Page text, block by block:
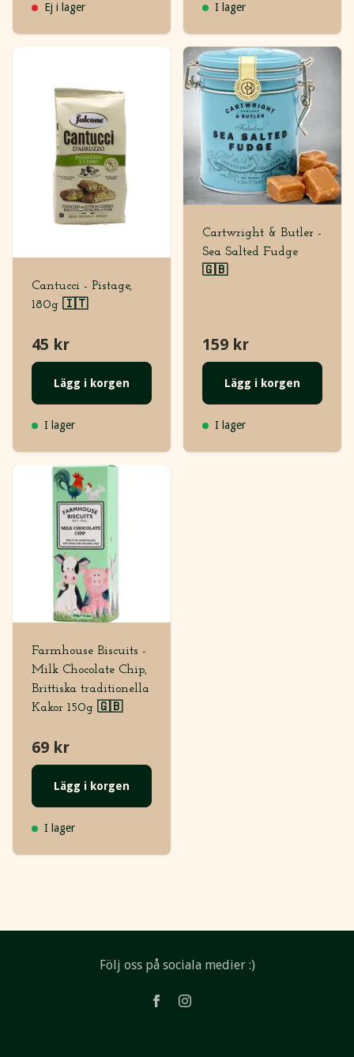
Ej i lager I lager
Cantucci - Pistage,
180g 🇮🇹
45 kr
Lägg i korgen
I lager
Cartwright & Butler -
Sea Salted Fudge
🇬🇧
159 kr
Lägg i korgen
I lager
Farmhouse Biscuits -
Milk Chocolate Chip,
Brittiska traditionella
Kakor 150g 🇬🇧
69 kr
Lägg i korgen
I lager
Följ oss på sociala medier :)